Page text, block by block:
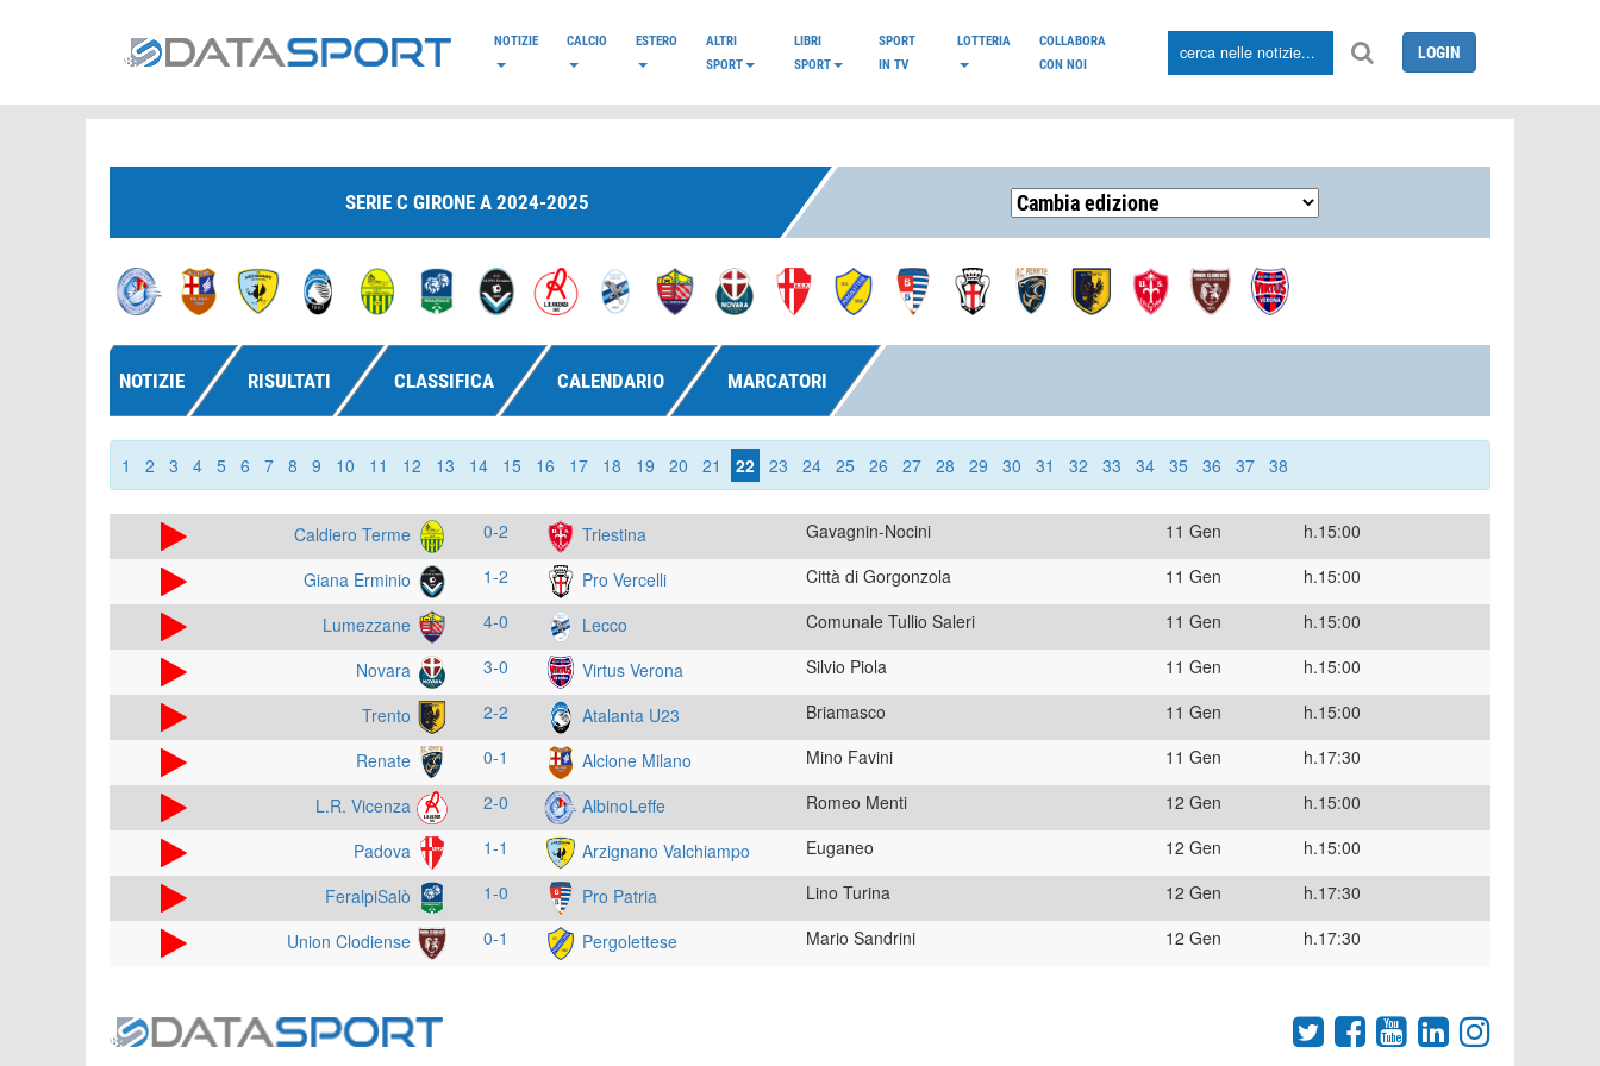
NOTIZIE CALCIO ESTERO
ALTRI
SPORT
LIBRI
SPORT
SPORT
IN TV
LOTTERIA
COLLABORA
CON NOI
LOGIN
SERIE C GIRONE A 2024-2025
NOTIZIE RISULTATI CLASSIFICA CALENDARIO MARCATORI
1 2 3 4 5 6 7 8 9 10 11 12 13 14 15 16 17 18 19 20 21 22 23 24 25 26 27 28 29 30 31 32 33 34 35 36 37 38
Caldiero Terme 0-2 Triestina Gavagnin-Nocini 11 Gen h.15:00
Giana Erminio 1-2 Pro Vercelli Città di Gorgonzola 11 Gen h.15:00
Lumezzane 4-0 Lecco Comunale Tullio Saleri 11 Gen h.15:00
Novara 3-0 Virtus Verona Silvio Piola 11 Gen h.15:00
Trento 2-2 Atalanta U23 Briamasco 11 Gen h.15:00
Renate 0-1 Alcione Milano Mino Favini 11 Gen h.17:30
L.R. Vicenza 2-0 AlbinoLeffe Romeo Menti 12 Gen h.15:00
Padova 1-1 Arzignano Valchiampo Euganeo 12 Gen h.15:00
FeralpiSalò 1-0 Pro Patria Lino Turina 12 Gen h.17:30
Union Clodiense 0-1 Pergolettese Mario Sandrini 12 Gen h.17:30